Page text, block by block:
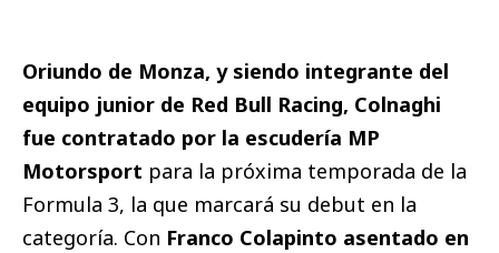
Oriundo de Monza, y siendo integrante del
equipo junior de Red Bull Racing, Colnaghi
fue contratado por la escudería MP
Motorsport para la próxima temporada de la
Formula 3, la que marcará su debut en la
categoría. Con Franco Colapinto asentado en